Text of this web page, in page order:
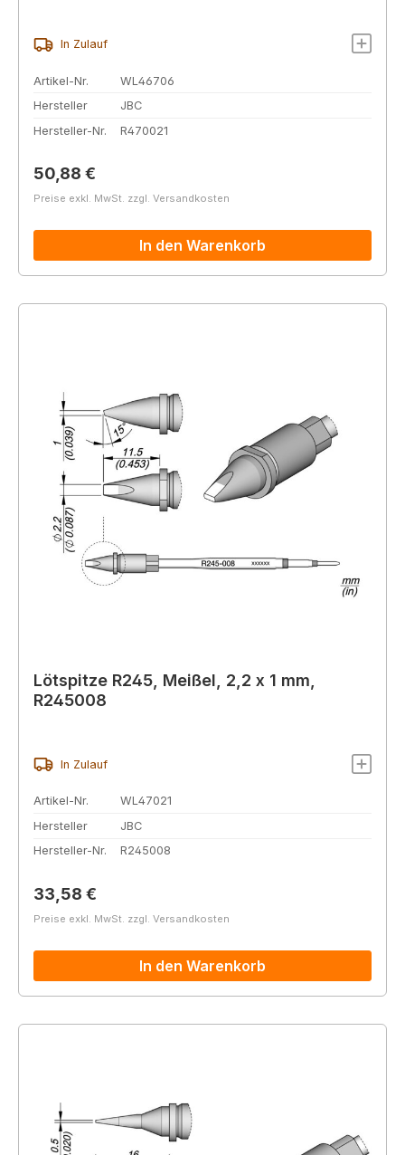
In Zulauf
Artikel-Nr.
WL46706
Hersteller
JBC
Hersteller-Nr.
R470021
Regulärer Preis:
50,88 €
Preise exkl. MwSt. zzgl. Versandkosten
In den Warenkorb
Lötspitze R245, Meißel, 2,2 x 1 mm,
R245008
In Zulauf
Artikel-Nr.
WL47021
Hersteller
JBC
Hersteller-Nr.
R245008
Regulärer Preis:
33,58 €
Preise exkl. MwSt. zzgl. Versandkosten
In den Warenkorb